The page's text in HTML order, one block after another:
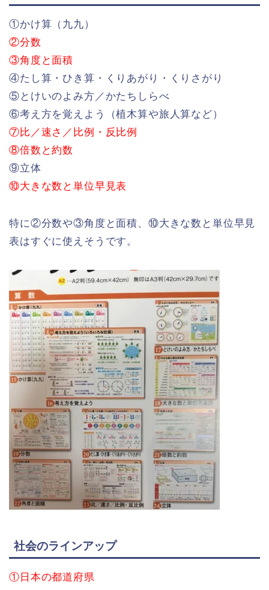
①かけ算（九九）
②分数
③角度と面積
④たし算・ひき算・くりあがり・くりさがり
⑤とけいのよみ方／かたちしらべ
⑥考え方を覚えよう（植木算や旅人算など）
⑦比／速さ／比例・反比例
⑧倍数と約数
⑨立体
⑩大きな数と単位早見表
特に②分数や③角度と面積、⑩大きな数と単位早見
表はすぐに使えそうです。
社会のラインアップ
①日本の都道府県